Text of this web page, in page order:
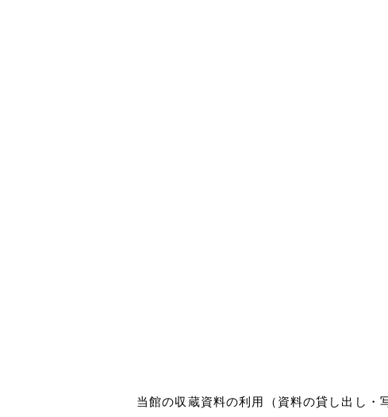
当館の収蔵資料の利用（資料の貸し出し